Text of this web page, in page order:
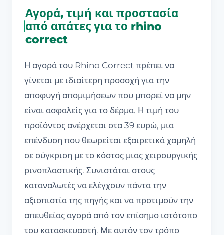
Αγορά, τιμή και προστασία
από απάτες για το rhino
correct
Η αγορά του Rhino Correct πρέπει να
γίνεται με ιδιαίτερη προσοχή για την
αποφυγή απομιμήσεων που μπορεί να μην
είναι ασφαλείς για το δέρμα. Η τιμή του
προϊόντος ανέρχεται στα 39 ευρώ, μια
επένδυση που θεωρείται εξαιρετικά χαμηλή
σε σύγκριση με το κόστος μιας χειρουργικής
ρινοπλαστικής. Συνιστάται στους
καταναλωτές να ελέγχουν πάντα την
αξιοπιστία της πηγής και να προτιμούν την
απευθείας αγορά από τον επίσημο ιστότοπο
του κατασκευαστή. Με αυτόν τον τρόπο